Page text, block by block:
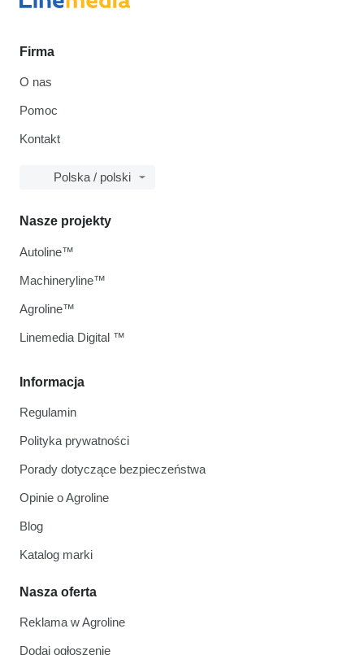
Firma
O nas
Pomoc
Kontakt
Polska / polski
Informacja
Regulamin
Polityka prywatności
Porady dotyczące bezpieczeństwa
Opinie o Agroline
Blog
Katalog marki
Nasza oferta
Reklama w Agroline
Dodaj ogłoszenie
Nasze projekty
Autoline™
Machineryline™
Agroline™
Linemedia Digital ™